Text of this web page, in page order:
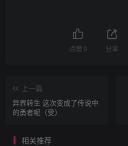
点赞 0 分享
上一篇
异界转生 这次变成了传说中
的勇者呢（受）
相关推荐